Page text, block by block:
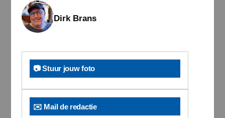
Dirk Brans
📷 Stuur jouw foto
✉️ Mail de redactie